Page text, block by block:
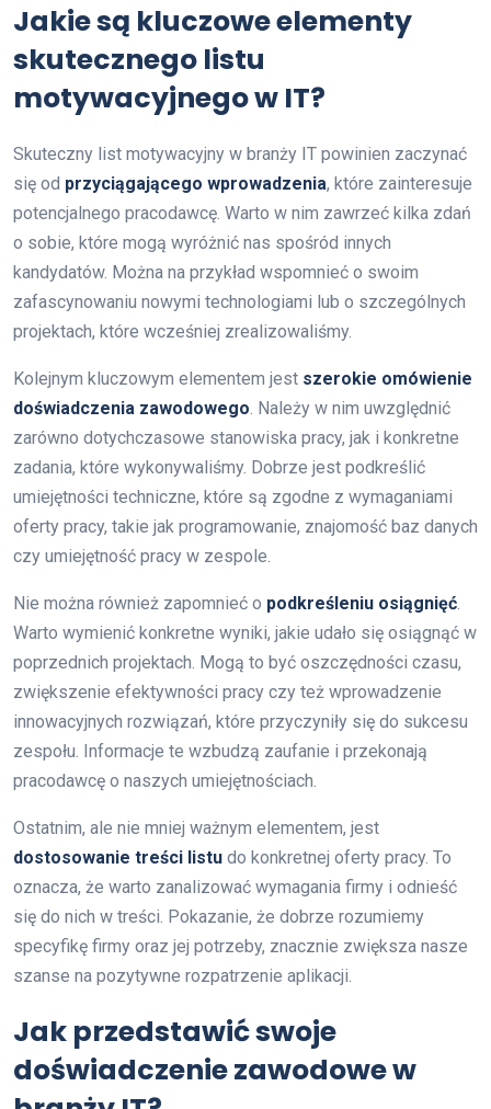
Jakie są kluczowe elementy
skutecznego listu
motywacyjnego w IT?
Skuteczny list motywacyjny w branży IT powinien zaczynać
się od przyciągającego wprowadzenia, które zainteresuje
potencjalnego pracodawcę. Warto w nim zawrzeć kilka zdań
o sobie, które mogą wyróżnić nas spośród innych
kandydatów. Można na przykład wspomnieć o swoim
zafascynowaniu nowymi technologiami lub o szczególnych
projektach, które wcześniej zrealizowaliśmy.
Kolejnym kluczowym elementem jest szerokie omówienie
doświadczenia zawodowego . Należy w nim uwzględnić
zarówno dotychczasowe stanowiska pracy, jak i konkretne
zadania, które wykonywaliśmy. Dobrze jest podkreślić
umiejętności techniczne, które są zgodne z wymaganiami
oferty pracy, takie jak programowanie, znajomość baz danych
czy umiejętność pracy w zespole.
Nie można również zapomnieć o podkreśleniu osiągnięć
Warto wymienić konkretne wyniki, jakie udało się osiągnąć w
poprzednich projektach. Mogą to być oszczędności czasu,
zwiększenie efektywności pracy czy też wprowadzenie
innowacyjnych rozwiązań, które przyczyniły się do sukcesu
zespołu. Informacje te wzbudzą zaufanie i przekonają
pracodawcę o naszych umiejętnościach.
Ostatnim, ale nie mniej ważnym elementem, jest
dostosowanie treści listu do konkretnej oferty pracy. To
oznacza, że warto zanalizować wymagania firmy i odnieść
się do nich w treści. Pokazanie, że dobrze rozumiemy
specyfikę firmy oraz jej potrzeby, znacznie zwiększa nasze
szanse na pozytywne rozpatrzenie aplikacji.
Jak przedstawić swoje
doświadczenie zawodowe w